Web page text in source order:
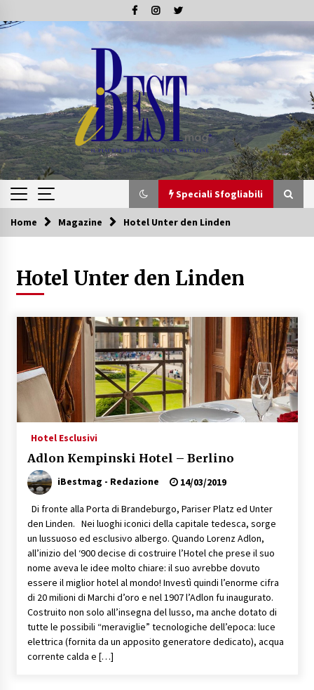
to
content
Speciali Sfogliabili
Speciali Sfogliabili
Speciale – Tesori di Toscana
16/07/2019
Speciale – Cinque Risi Italiani Top
04/03/2019
Speciale Vini Rosè Italiani
31/07/2018
Home Magazine Hotel Unter den Linden
Hotel Unter den Linden
Hotel Esclusivi
Adlon Kempinski Hotel – Berlino
iBestmag - Redazione 14/03/2019
Di fronte alla Porta di Brandeburgo, Pariser Platz ed Unter
den Linden. Nei luoghi iconici della capitale tedesca, sorge
un lussuoso ed esclusivo albergo. Quando Lorenz Adlon,
all’inizio del ‘900 decise di costruire l’Hotel che prese il suo
nome aveva le idee molto chiare: il suo avrebbe dovuto
essere il miglior hotel al mondo! Investì quindi l’enorme cifra
di 20 milioni di Marchi d’oro e nel 1907 l’Adlon fu inaugurato.
Costruito non solo all’insegna del lusso, ma anche dotato di
tutte le possibili “meraviglie” tecnologiche dell’epoca: luce
elettrica (fornita da un apposito generatore dedicato), acqua
corrente calda e […]